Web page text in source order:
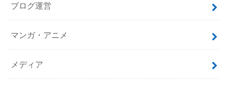
ブログ運営
マンガ・アニメ
メディア